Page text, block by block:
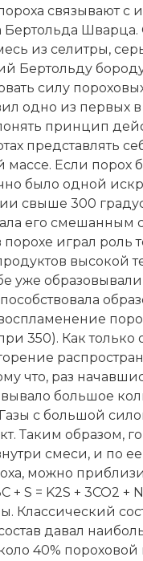
связывают с
Бертольда
из селитры,
Бертольду
силу
одно из первых
принцип
представлять
массе. Если
было одной
свыше 300
его смешанным
играл роль
высокой
уже
350). Как только
что, раз
большое
с большой
Таким образом,
смеси, и по
можно
S = K2S + 3CO2 +
Классический
давал
40%